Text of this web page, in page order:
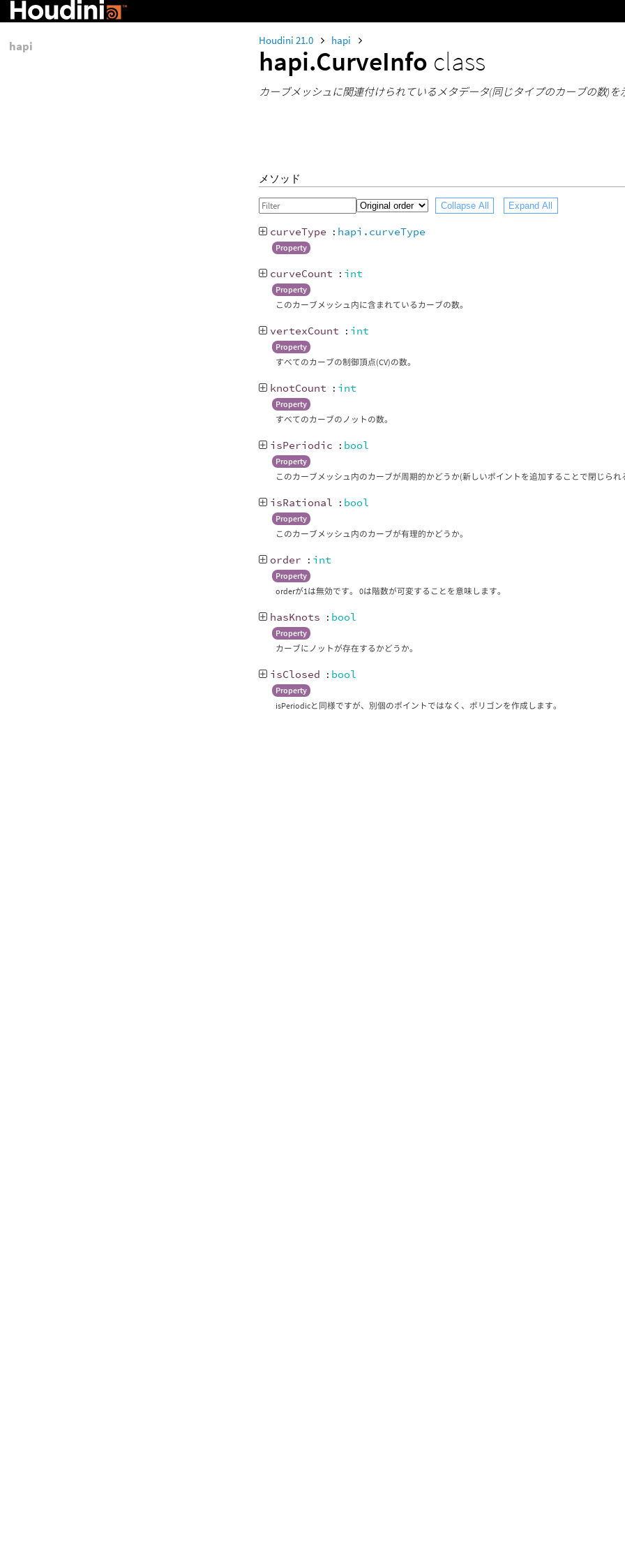
Houdini 21.0 hapi
hapi.CurveInfo class
カーブメッシュに関連付けられているメタデータ(同じタイプのカーブの数)を
メソッド
Collapse All Expand All
curveType : hapi.curveType
Property
curveCount : int
Property
このカーブメッシュ内に含まれているカーブの数。
vertexCount : int
Property
すべてのカーブの制御頂点(CV)の数。
knotCount : int
Property
すべてのカーブのノットの数。
isPeriodic : bool
Property
このカーブメッシュ内のカーブが周期的かどうか(新しいポイントを追加することで閉じられ
isRational : bool
Property
このカーブメッシュ内のカーブが有理的かどうか。
order : int
Property
orderが1は無効です。 0は階数が可変することを意味します。
hasKnots : bool
Property
カーブにノットが存在するかどうか。
isClosed : bool
Property
isPeriodicと同様ですが、別個のポイントではなく、ポリゴンを作成します。
hapi